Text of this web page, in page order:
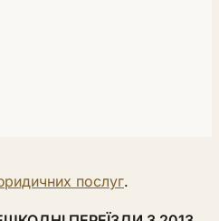
послуг.